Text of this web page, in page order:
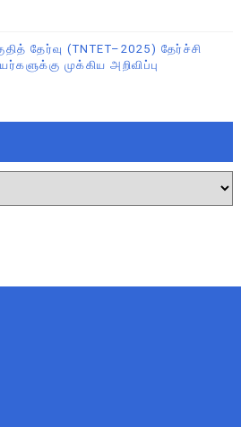
தேர்வு (TNTET–2025) தேர்ச்சி
முக்கிய அறிவிப்பு